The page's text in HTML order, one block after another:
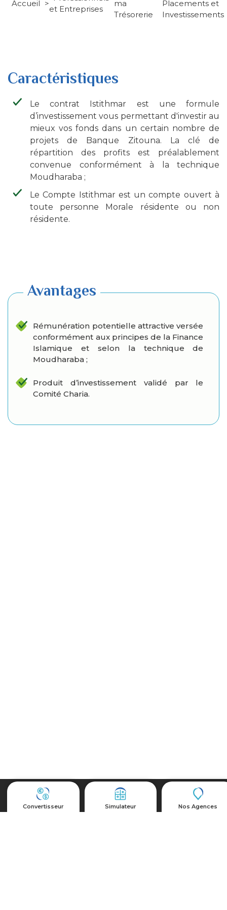
Convertisseur Simulateur Nos Agences
d'Ariane
Accueil
et Entreprises
ma
Trésorerie
Placements et
Investissements
Caractéristiques
Le contrat Istithmar est une formule
d’investissement vous permettant d'investir au
mieux vos fonds dans un certain nombre de
projets de Banque Zitouna. La clé de
répartition des profits est préalablement
convenue conformément à la technique
Moudharaba ;
Le Compte Istithmar est un compte ouvert à
toute personne Morale résidente ou non
résidente.
Avantages
Rémunération potentielle attractive versée
conformément aux principes de la Finance
Islamique et selon la technique de
Moudharaba ;
Produit d’investissement validé par le
Comité Charia.
Autres